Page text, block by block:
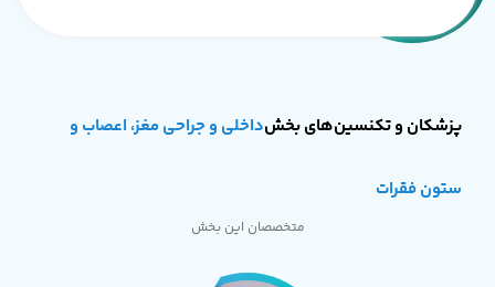
پزشکان و تکنسین‌های بخشداخلی و جراحی مغز، اعصاب و
ستون فقرات
متخصصان این بخش